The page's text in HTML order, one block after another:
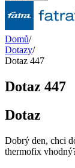
Domů/
Dotazy/
Dotaz 447
Dotaz 447
Dotaz
Dobrý den, chci
thermofix